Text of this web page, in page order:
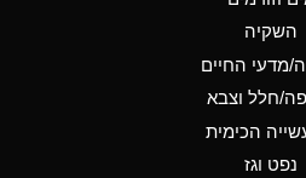
D
השקיה
מדעי החיים
חלל וצבא
הכימית
נפט וגז